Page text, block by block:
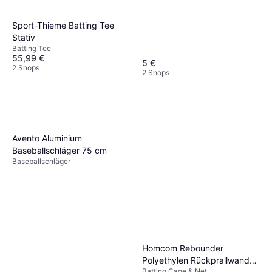
Sport-Thieme Batting Tee
Stativ
Batting Tee
55,99 €
2 Shops 5 €
2 Shops
Avento Aluminium
Baseballschläger 75 cm
Baseballschläger
Homcom Rebounder
Polyethylen Rückprallwand